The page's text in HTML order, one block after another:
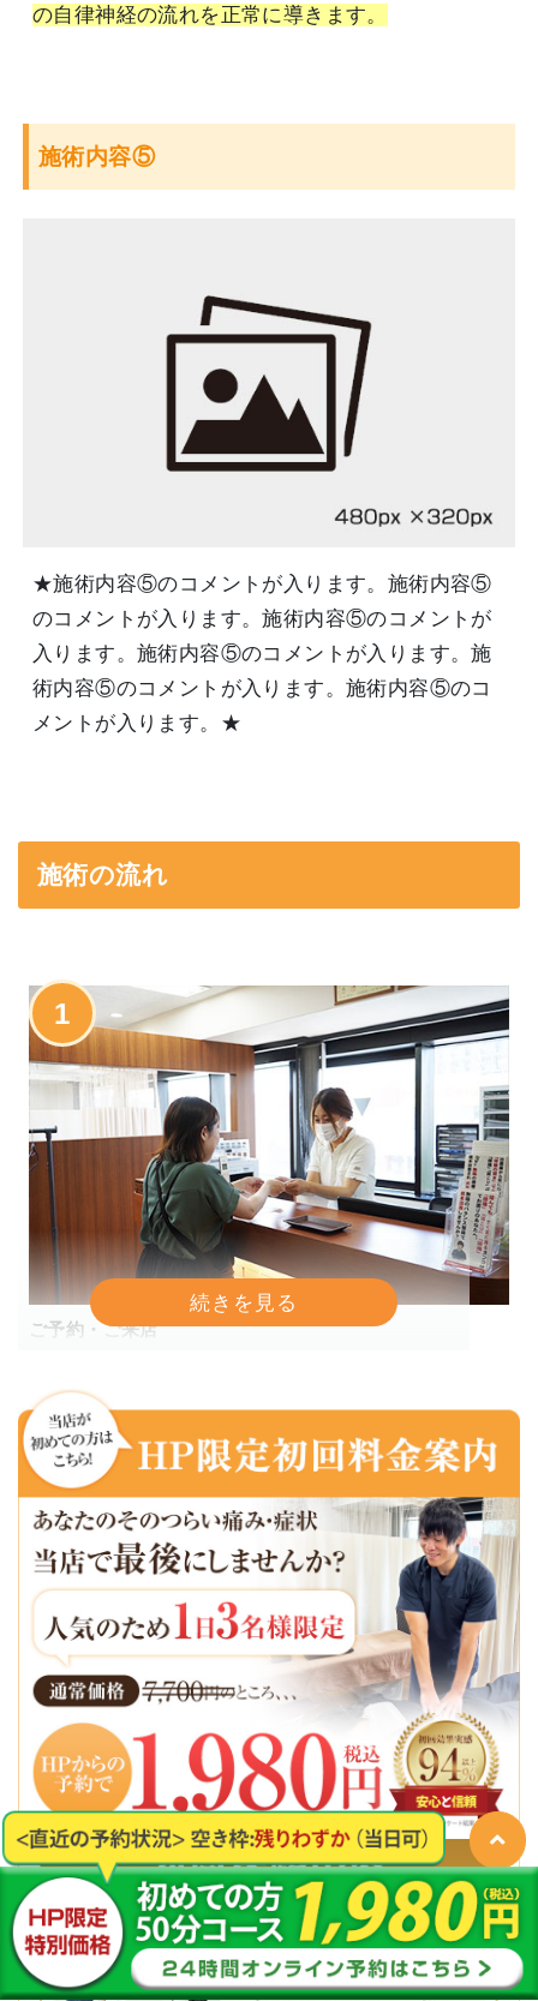
の自律神経の流れを正常に導きます。
施術内容⑤
★施術内容⑤のコメントが入ります。施術内容⑤
のコメントが入ります。施術内容⑤のコメントが
入ります。施術内容⑤のコメントが入ります。施
術内容⑤のコメントが入ります。施術内容⑤のコ
メントが入ります。★
施術の流れ
1
ご予約・ご来店
ます。
2
カウンセリングシート記入
待合室で問診票に今の状態を記入してもらいます。
3